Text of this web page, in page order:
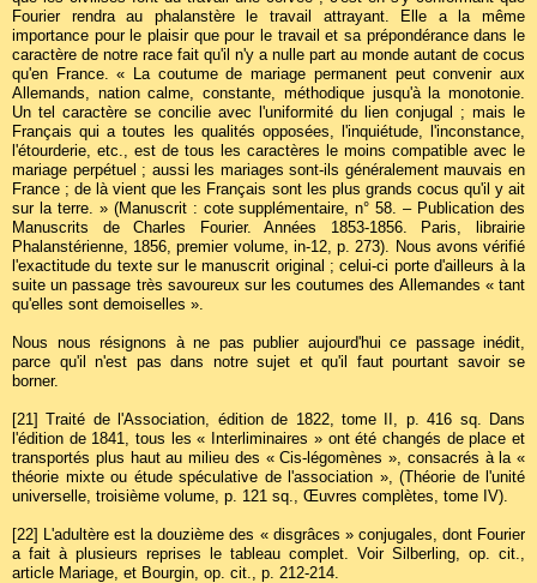
Fourier rendra au phalanstère le travail attrayant. Elle a la même
importance pour le plaisir que pour le travail et sa prépondérance dans le
caractère de notre race fait qu'il n'y a nulle part au monde autant de cocus
qu'en France. « La coutume de mariage permanent peut convenir aux
Allemands, nation calme, constante, méthodique jusqu'à la monotonie.
Un tel caractère se concilie avec l'uniformité du lien conjugal ; mais le
Français qui a toutes les qualités opposées, l'inquiétude, l'inconstance,
l'étourderie, etc., est de tous les caractères le moins compatible avec le
mariage perpétuel ; aussi les mariages sont-ils généralement mauvais en
France ; de là vient que les Français sont les plus grands cocus qu'il y ait
sur la terre. » (Manuscrit : cote supplémentaire, n° 58. – Publication des
Manuscrits de Charles Fourier. Années 1853-1856. Paris, librairie
Phalanstérienne, 1856, premier volume, in-12, p. 273). Nous avons vérifié
l'exactitude du texte sur le manuscrit original ; celui-ci porte d'ailleurs à la
suite un passage très savoureux sur les coutumes des Allemandes « tant
qu'elles sont demoiselles ».
Nous nous résignons à ne pas publier aujourd'hui ce passage inédit,
parce qu'il n'est pas dans notre sujet et qu'il faut pourtant savoir se
borner.
[21] Traité de l'Association, édition de 1822, tome II, p. 416 sq. Dans
l'édition de 1841, tous les « Interliminaires » ont été changés de place et
transportés plus haut au milieu des « Cis-légomènes », consacrés à la «
théorie mixte ou étude spéculative de l'association », (Théorie de l'unité
universelle, troisième volume, p. 121 sq., Œuvres complètes, tome IV).
[22] L'adultère est la douzième des « disgrâces » conjugales, dont Fourier
a fait à plusieurs reprises le tableau complet. Voir Silberling, op. cit.,
article Mariage, et Bourgin, op. cit., p. 212-214.